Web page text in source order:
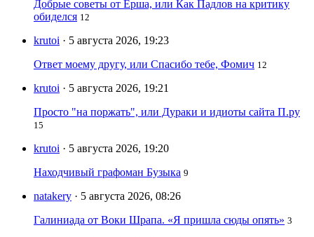
Добрые советы от Ерша, или Как Падлов на критику
обиделся 12
krutoi · 5 августа 2026, 19:23
Ответ моему другу, или Спасибо тебе, Фомич 12
krutoi · 5 августа 2026, 19:21
Просто "на поржать", или Дураки и идиоты сайта П.ру
15
krutoi · 5 августа 2026, 19:20
Находчивый графоман Бузыка 9
natakery · 5 августа 2026, 08:26
Галиниада от Воки Шрапа. «Я пришла сюды опять» 3